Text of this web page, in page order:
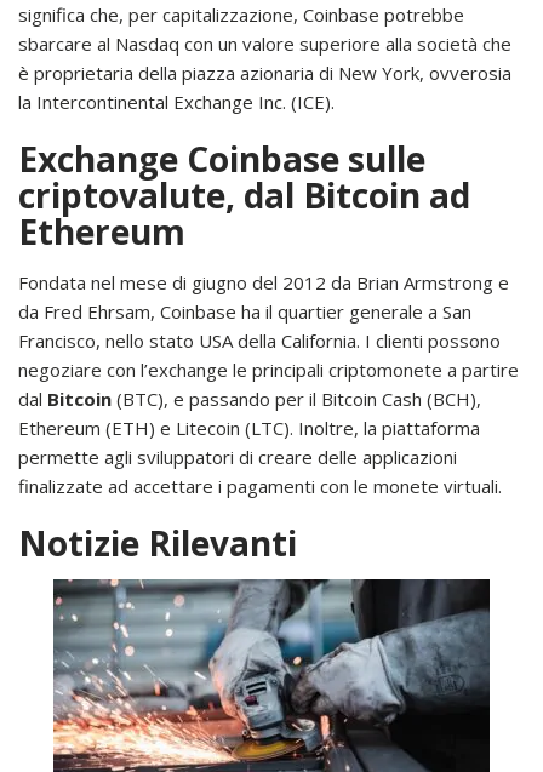
significa che, per capitalizzazione, Coinbase potrebbe
sbarcare al Nasdaq con un valore superiore alla società che
è proprietaria della piazza azionaria di New York, ovverosia
la Intercontinental Exchange Inc. (ICE).
Exchange Coinbase sulle
criptovalute, dal Bitcoin ad
Ethereum
Fondata nel mese di giugno del 2012 da Brian Armstrong e
da Fred Ehrsam, Coinbase ha il quartier generale a San
Francisco, nello stato USA della California. I clienti possono
negoziare con l’exchange le principali criptomonete a partire
dal Bitcoin (BTC), e passando per il Bitcoin Cash (BCH),
Ethereum (ETH) e Litecoin (LTC). Inoltre, la piattaforma
permette agli sviluppatori di creare delle applicazioni
finalizzate ad accettare i pagamenti con le monete virtuali.
Notizie Rilevanti